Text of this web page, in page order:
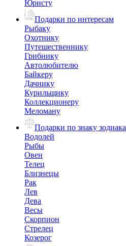
Юристу
Подарки по интересам
Рыбаку
Охотнику
Путешественнику
Грибнику
Автолюбителю
Байкеру
Дачнику
Курильщику
Коллекционеру
Меломану
Подарки по знаку зодиака
Водолей
Рыбы
Овен
Телец
Близнецы
Рак
Лев
Дева
Весы
Скорпион
Стрелец
Козерог